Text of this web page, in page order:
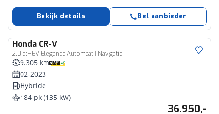
Bekijk details Bel aanbieder
Honda CR-V
2.0 e:HEV Elegance Automaat | Navigatie |
9.305 km
02-2023
Hybride
184 pk (135 kW)
36.950,-